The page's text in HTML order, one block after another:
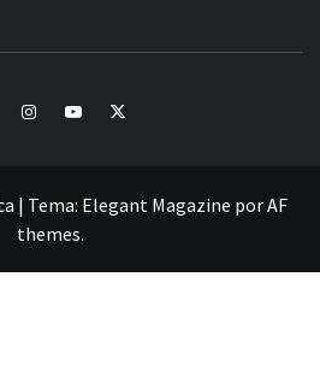
InstagramYoutubeTwitter
| Tema: Elegant Magazine porAF
themes.